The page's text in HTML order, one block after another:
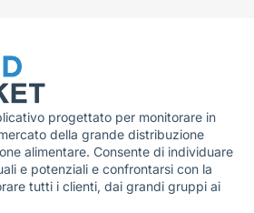
progettato per monitorare in
della grande distribuzione
alimentare. Consente di individuare
e potenziali e confrontarsi con la
tutti i clienti, dai grandi gruppi ai